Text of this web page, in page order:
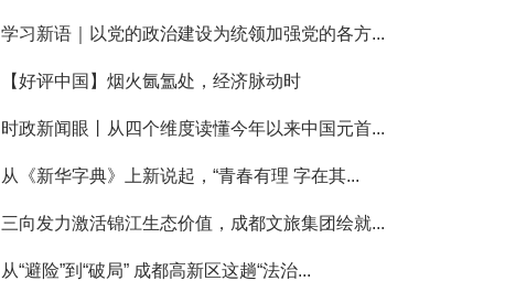
学习新语｜以党的政治建设为统领加强党的各方...
【好评中国】烟火氤氲处，经济脉动时
时政新闻眼丨从四个维度读懂今年以来中国元首...
从《新华字典》上新说起，“青春有理 字在其...
三向发力激活锦江生态价值，成都文旅集团绘就...
从“避险”到“破局” 成都高新区这趟“法治...